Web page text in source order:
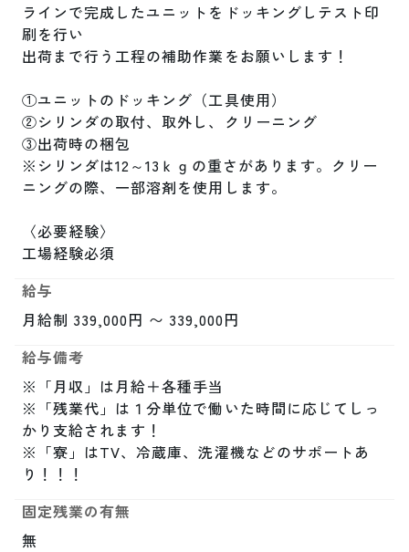
ラインで完成したユニットをドッキングしテスト印
刷を行い
出荷まで行う工程の補助作業をお願いします！
①ユニットのドッキング（工具使用）
②シリンダの取付、取外し、クリーニング
③出荷時の梱包
※シリンダは12～13ｋｇの重さがあります。クリー
ニングの際、一部溶剤を使用します。
〈必要経験〉
工場経験必須
給与
月給制 339,000円 〜 339,000円
給与備考
※「月収」は月給＋各種手当
※「残業代」は１分単位で働いた時間に応じてしっ
かり支給されます！
※「寮」はTV、冷蔵庫、洗濯機などのサポートあ
り！！！
固定残業の有無
無